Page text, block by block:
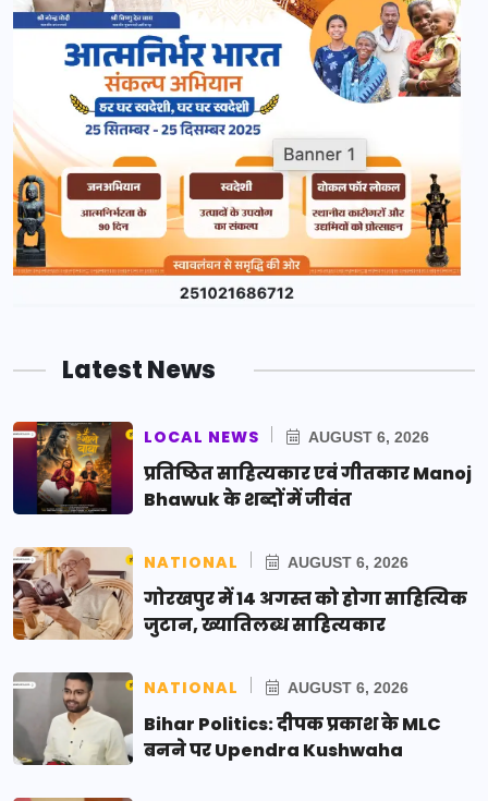
Latest News
LOCAL NEWS AUGUST 6, 2026
प्रतिष्ठित साहित्यकार एवं गीतकार Manoj
Bhawuk के शब्दों में जीवंत
NATIONAL AUGUST 6, 2026
गोरखपुर में 14 अगस्त को होगा साहित्यिक
जुटान, ख्यातिलब्ध साहित्यकार
NATIONAL AUGUST 6, 2026
Bihar Politics: दीपक प्रकाश के MLC
बनने पर Upendra Kushwaha